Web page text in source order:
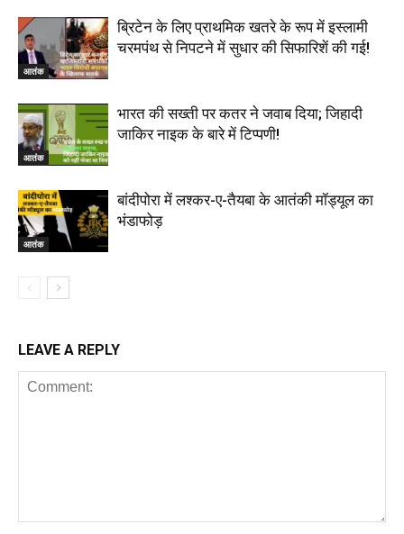
आतंक
ब्रिटेन के लिए प्राथमिक खतरे के रूप में इस्लामी
चरमपंथ से निपटने में सुधार की सिफारिशें की गई!
आतंक
भारत की सख्‍ती पर कतर ने जवाब दिया; जिहादी
जाकिर नाइक के बारे में टिप्पणी!
आतंक
बांदीपोरा में लश्कर-ए-तैयबा के आतंकी मॉड्यूल का
भंडाफोड़
LEAVE A REPLY